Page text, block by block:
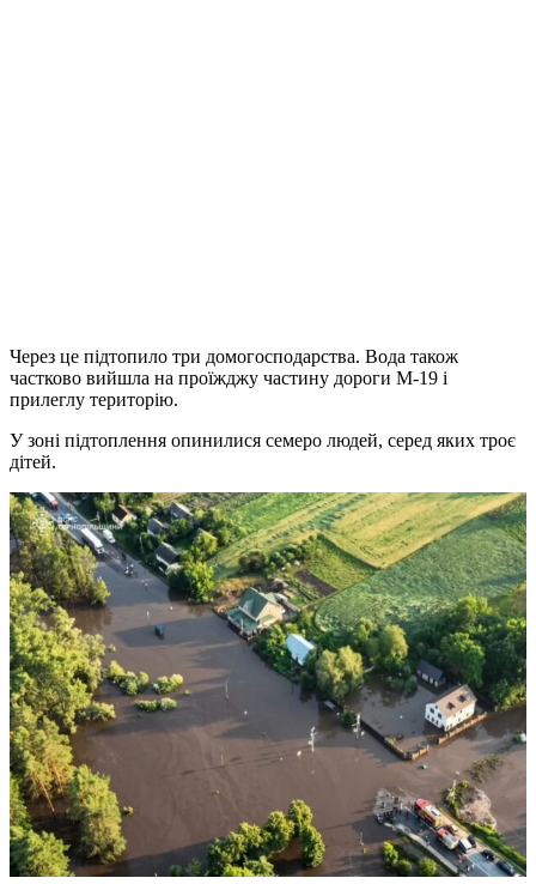
Через це підтопило три домогосподарства. Вода також
частково вийшла на проїжджу частину дороги М-19 і
прилеглу територію.
У зоні підтоплення опинилися семеро людей, серед яких троє
дітей.